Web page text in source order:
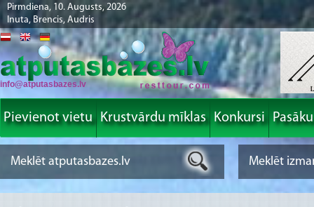
Pirmdiena, 10. Augusts, 2026
Inuta, Brencis, Audris
info@atputasbazes.lv
Pievienot vietu Krustvārdu mīklas Konkursi